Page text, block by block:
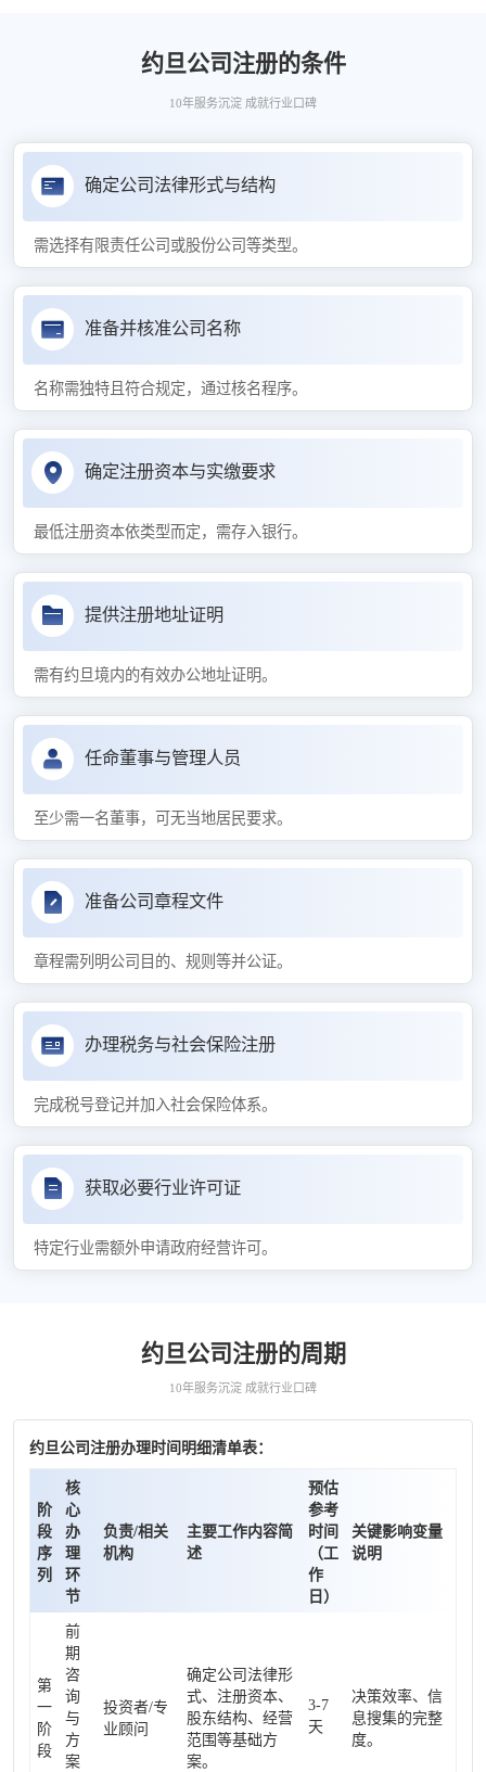
约旦公司注册的条件
10年服务沉淀 成就行业口碑
确定公司法律形式与结构
需选择有限责任公司或股份公司等类型。
准备并核准公司名称
名称需独特且符合规定，通过核名程序。
确定注册资本与实缴要求
最低注册资本依类型而定，需存入银行。
提供注册地址证明
需有约旦境内的有效办公地址证明。
任命董事与管理人员
至少需一名董事，可无当地居民要求。
准备公司章程文件
章程需列明公司目的、规则等并公证。
办理税务与社会保险注册
完成税号登记并加入社会保险体系。
获取必要行业许可证
特定行业需额外申请政府经营许可。
约旦公司注册的周期
10年服务沉淀 成就行业口碑
约旦公司注册办理时间明细清单表：
阶
段
序
列
核
心
办
理
环
节
负责/相关
机构
主要工作内容简
述
预估
参考
时间
（工
作
日）
关键影响变量
说明
第
一
阶
段
前
期
咨
询
与
方
案
投资者/专
业顾问
确定公司法律形
式、注册资本、
股东结构、经营
范围等基础方
案。
3-7
天
决策效率、信
息搜集的完整
度。